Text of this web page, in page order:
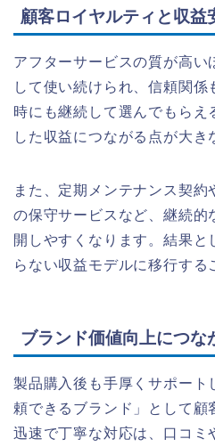
顧客ロイヤルティと収益
アフターサービスの質が高い
して使い続けられ、信頼関
時にも継続して選んでもらえ
した収益につながる点が大き
また、定期メンテナンス契約
の保守サービスなど、継続的
開しやすくなります。結果と
らない収益モデルに移行する
ブランド価値向上につな
製品購入後も手厚くサポート
頼できるブランド」として顧
迅速で丁寧な対応は、口コミ